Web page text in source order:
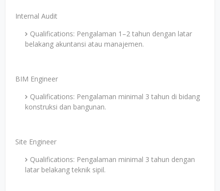
Internal Audit
Qualifications: Pengalaman 1–2 tahun dengan latar
belakang akuntansi atau manajemen.
BIM Engineer
Qualifications: Pengalaman minimal 3 tahun di bidang
konstruksi dan bangunan.
Site Engineer
Qualifications: Pengalaman minimal 3 tahun dengan
latar belakang teknik sipil.